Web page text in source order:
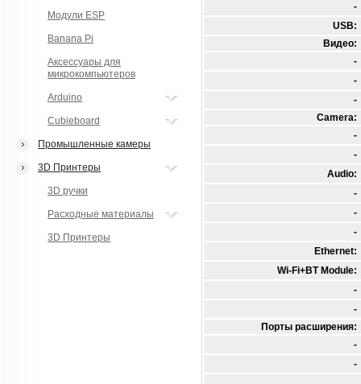
Модули ESP
Banana Pi
Аксессуары для
микрокомпьютеров
Arduino
Cubieboard
Промышленные камеры
3D Принтеры
3D ручки
Расходные материалы
3D Принтеры
-
USB:
Видео:
-
-
-
Camera:
-
-
Audio:
-
-
-
Ethernet:
Wi-Fi+BT Module:
-
-
Порты расширения:
-
-